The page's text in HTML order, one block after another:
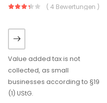
( 4 Bewertungen )
Value added tax is not
collected, as small
businesses according to §19
(1) UStG.